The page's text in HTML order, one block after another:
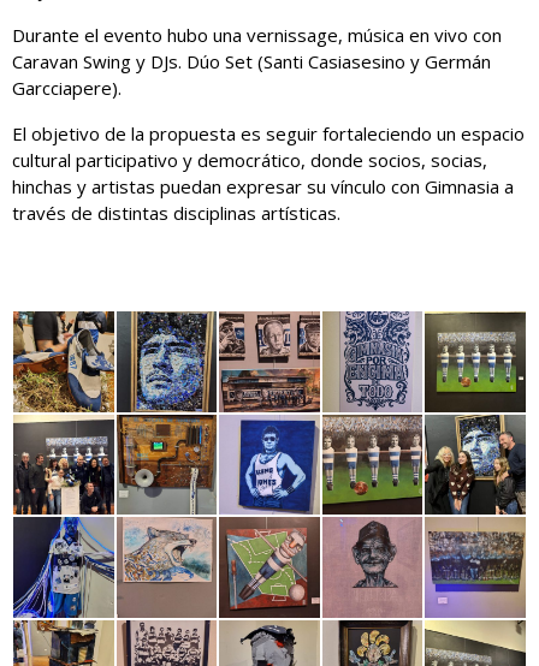
Durante el evento hubo una vernissage, música en vivo con
Caravan Swing y DJs. Dúo Set (Santi Casiasesino y Germán
Garcciapere).
El objetivo de la propuesta es seguir fortaleciendo un espacio
cultural participativo y democrático, donde socios, socias,
hinchas y artistas puedan expresar su vínculo con Gimnasia a
través de distintas disciplinas artísticas.